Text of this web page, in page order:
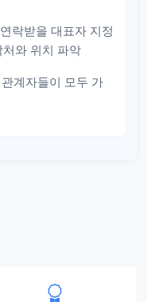
락받을 대표자 지정
와 위치 파악
계자들이 모두 가